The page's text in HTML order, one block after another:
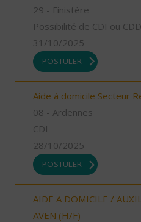
29 - Finistère
Possibilité de CDI ou CDD
31/10/2025
POSTULER
Aide à domicile Secteur
08 - Ardennes
CDI
28/10/2025
POSTULER
AIDE A DOMICILE /
AVEN (H/F)